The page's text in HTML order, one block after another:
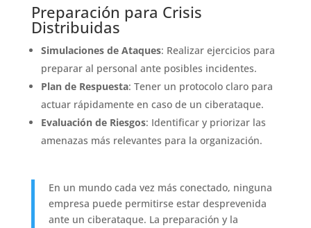
Preparación para Crisis
Distribuidas
Simulaciones de Ataques: Realizar ejercicios para
preparar al personal ante posibles incidentes.
Plan de Respuesta: Tener un protocolo claro para
actuar rápidamente en caso de un ciberataque.
Evaluación de Riesgos: Identificar y priorizar las
amenazas más relevantes para la organización.
En un mundo cada vez más conectado, ninguna
empresa puede permitirse estar desprevenida
ante un ciberataque. La preparación y la